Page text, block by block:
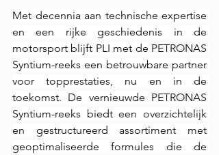
Met decennia aan technische expertise
en een rijke geschiedenis in de
motorsport blijft PLI met de PETRONAS
Syntium-reeks een betrouwbare partner
voor topprestaties, nu en in de
toekomst. De vernieuwde PETRONAS
Syntium-reeks biedt een overzichtelijk
en gestructureerd assortiment met
geoptimaliseerde formules die de